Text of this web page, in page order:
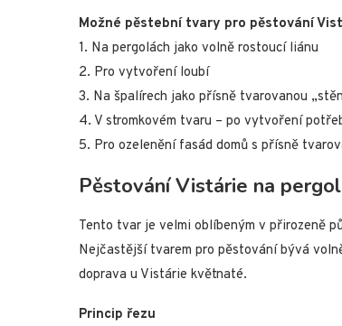
Možné pěstební tvary pro pěstování
1. Na pergolách jako volně rostoucí liánu
2. Pro vytvoření loubí
3. Na špalírech jako přísně tvarovanou
4. V stromkovém tvaru – po vytvoření
5. Pro ozelenění fasád domů s přísně
Pěstování Vistárie na
Tento tvar je velmi oblíbeným v přirozeně
Nejčastější tvarem pro pěstování bývá
doprava u Vistárie květnaté.
Princip řezu